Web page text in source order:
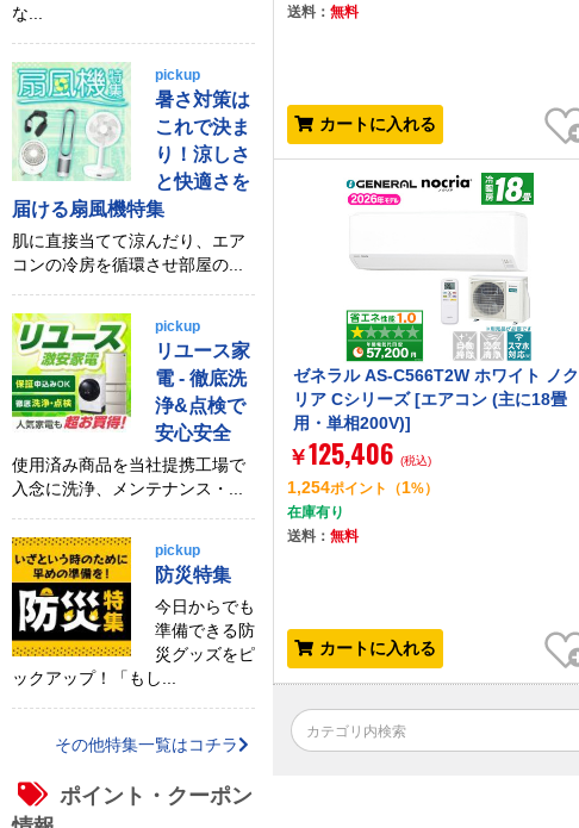
送料：無料
カートに入れる
お気に入り
ゼネラル AS-C566T2W ホワイト ノク
リア Cシリーズ [エアコン (主に18畳
用・単相200V)]
￥125,406 (税込)
1,254ポイント （1%）
在庫有り
送料：無料
カートに入れる
お気に入り
な...
pickup
暑さ対策は
これで決ま
り！涼しさ
と快適さを
届ける扇風機特集
肌に直接当てて涼んだり、エア
コンの冷房を循環させ部屋の...
pickup
リユース家
電 - 徹底洗
浄&点検で
安心安全
使用済み商品を当社提携工場で
入念に洗浄、メンテナンス・...
pickup
防災特集
今日からでも
準備できる防
災グッズをピ
ックアップ！「もし...
その他特集一覧はコチラ
ポイント・クーポン